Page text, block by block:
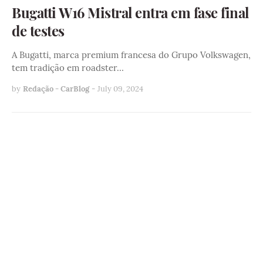
Bugatti W16 Mistral entra em fase final
de testes
A Bugatti, marca premium francesa do Grupo Volkswagen,
tem tradição em roadster…
by Redação - CarBlog - July 09, 2024